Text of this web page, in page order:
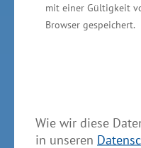
mit einer Gültigkeit
Browser gespeichert.
Wie wir diese
in unseren
(LFI M-V)
TBI Technologie-
GründerMV